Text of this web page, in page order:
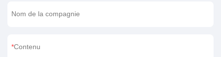
Nom de la compagnie
Contenu